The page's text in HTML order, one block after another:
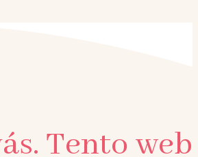
Tento web